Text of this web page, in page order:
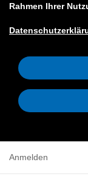
Rahmen Ihrer
Anmelden